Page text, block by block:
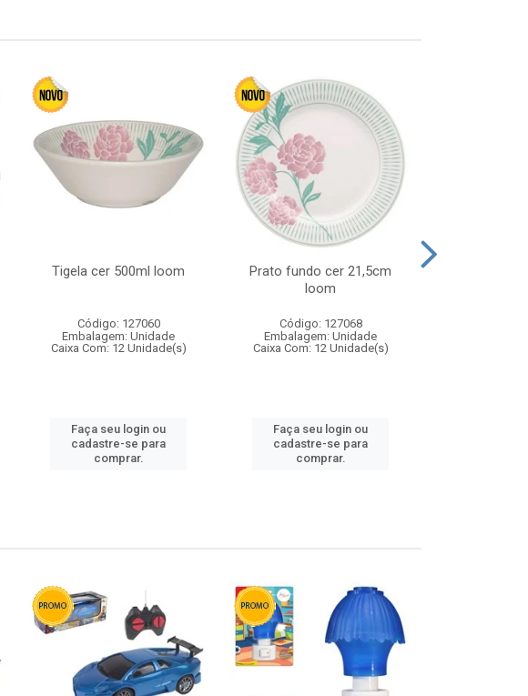
Tigela cer 500ml loom
Código: 127060
Embalagem: Unidade
Caixa Com: 12 Unidade(s)
Faça seu login ou
cadastre-se para
comprar.
Prato fundo cer 21,5cm
loom
Código: 127068
Embalagem: Unidade
Caixa Com: 12 Unidade(s)
Faça seu login ou
cadastre-se para
comprar.